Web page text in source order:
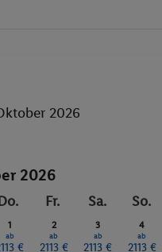
2026
2026
Fr. Sa. So.
1
ab
€
2
ab
2113 €
3
ab
2113 €
4
ab
2113 €